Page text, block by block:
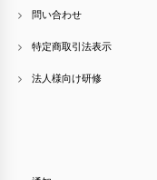
問い合わせ
特定商取引法表示
法人様向け研修